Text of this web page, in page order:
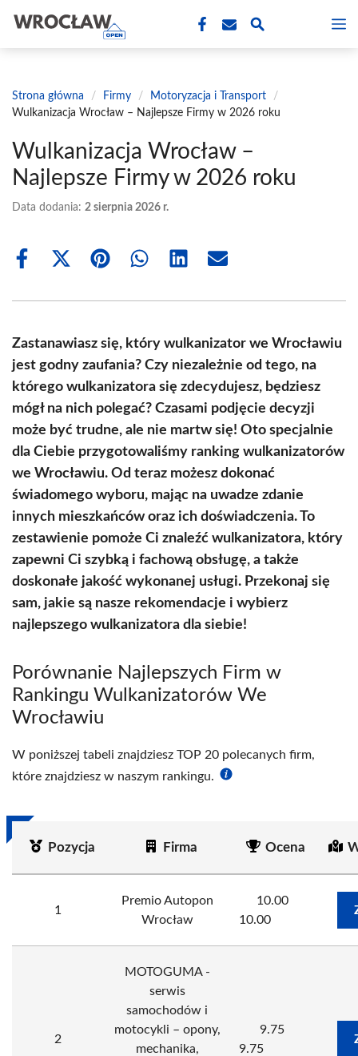
treści
Strona główna / Firmy / Motoryzacja i Transport
/
Wulkanizacja Wrocław – Najlepsze Firmy w 2026 roku
Wulkanizacja Wrocław –
Najlepsze Firmy w 2026 roku
Data dodania: 2 sierpnia 2026 r.
Share
Share
(Twitter)
Share Share Share Share
Zastanawiasz się, który wulkanizator we Wrocławiu
jest godny zaufania? Czy niezależnie od tego, na
którego wulkanizatora się zdecydujesz, będziesz
mógł na nich polegać? Czasami podjęcie decyzji
może być trudne, ale nie martw się! Oto specjalnie
dla Ciebie przygotowaliśmy ranking wulkanizatorów
we Wrocławiu. Od teraz możesz dokonać
świadomego wyboru, mając na uwadze zdanie
innych mieszkańców oraz ich doświadczenia. To
zestawienie pomoże Ci znaleźć wulkanizatora, który
zapewni Ci szybką i fachową obsługę, a także
doskonałe jakość wykonanej usługi. Przekonaj się
sam, jakie są nasze rekomendacje i wybierz
najlepszego wulkanizatora dla siebie!
Porównanie Najlepszych Firm w
Rankingu Wulkanizatorów We
Wrocławiu
W poniższej tabeli znajdziesz TOP 20 polecanych firm,
które znajdziesz w naszym rankingu.
Pozycja Firma Ocena
1
Premio Autopon
Wrocław
10.00
10.00
2
MOTOGUMA -
serwis
samochodów i
motocykli – opony,
mechanika,
9.75
9.75